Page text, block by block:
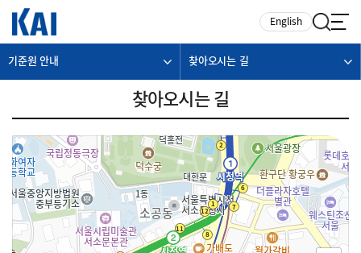
English
기준원 안내 찾아오시는 길
찾아오시는 길